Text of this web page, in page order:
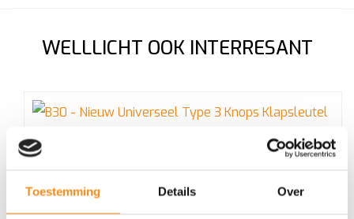
Toestemming Details Over
WELLLICHT OOK INTERRESANT
B30 – Nieuw Universeel Type 3 Knops Klapsleutel